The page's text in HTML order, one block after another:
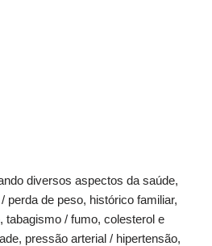
diversos aspectos da saúde,
perda de peso, histórico familiar,
tabagismo / fumo, colesterol e
pressão arterial / hipertensão,